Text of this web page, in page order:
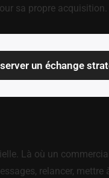
sa propre acquisition.
un échange
Là où un
relancer,